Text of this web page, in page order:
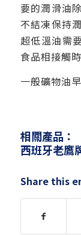
要的潤滑油
不結凍保持
超低溫油需
食品相接觸
一般礦物油
相關產品：
西班牙老鷹
Share this